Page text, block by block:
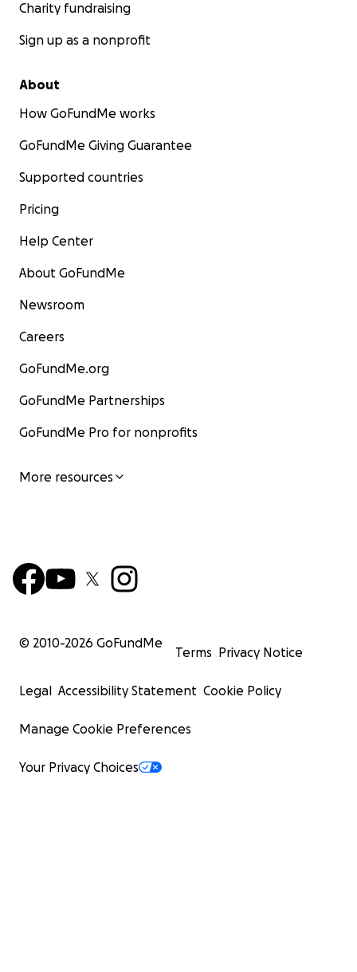
Charity fundraising
Sign up as a nonprofit
About
How GoFundMe works
GoFundMe Giving Guarantee
Supported countries
Pricing
Help Center
About GoFundMe
Newsroom
Careers
GoFundMe.org
GoFundMe Partnerships
GoFundMe Pro for nonprofits
More resources
© 2010-2026 GoFundMe
Terms Privacy Notice
Legal Accessibility Statement Cookie Policy
Manage Cookie Preferences
Your Privacy Choices